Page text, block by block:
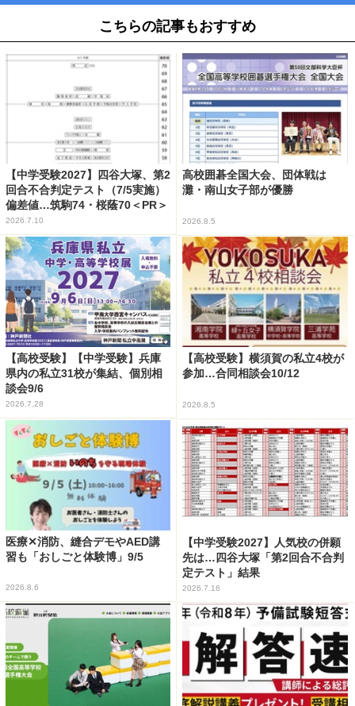
こちらの記事もおすすめ
【中学受験2027】四谷大塚、第2
回合不合判定テスト（7/5実施）
偏差値…筑駒74・桜蔭70＜PR＞
2026.7.10
高校囲碁全国大会、団体戦は
灘・南山女子部が優勝
2026.8.5
【高校受験】【中学受験】兵庫
県内の私立31校が集結、個別相
談会9/6
2026.7.28
【高校受験】横須賀の私立4校が
参加…合同相談会10/12
2026.8.5
医療✕消防、縫合デモやAED講
習も「おしごと体験博」9/5
2026.8.6
【中学受験2027】人気校の併願
先は…四谷大塚「第2回合不合判
定テスト」結果
2026.7.16